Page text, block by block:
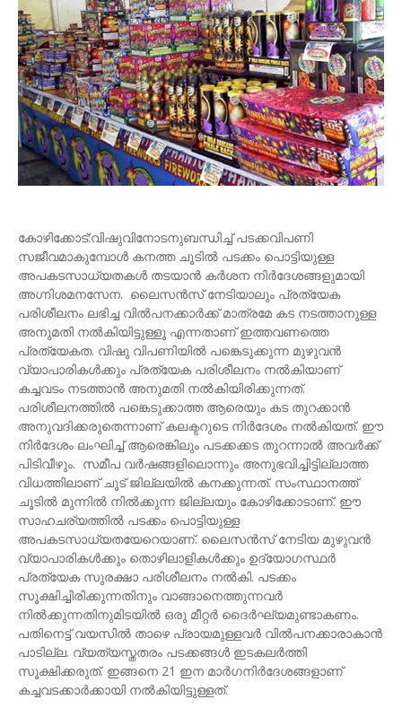
കോഴിക്കോട്:വിഷുവിനോടനുബന്ധിച്ച് പടക്കവിപണി
സജീവമാകുമ്പോൾ കനത്ത ചൂടിൽ പടക്കം പൊട്ടിയുള്ള
അപകടസാധ്യതകൾ തടയാൻ കർശന നിർദേശങ്ങളുമായി
അഗ്നിശമനസേന. ലൈസൻസ് നേടിയാലും പ്രത്യേക
പരിശീലനം ലഭിച്ച വിൽപനക്കാർക്ക് മാത്രമേ കട നടത്താനുള്ള
അനുമതി നൽകിയിട്ടുള്ളൂ എന്നതാണ് ഇത്തവണത്തെ
പ്രത്യേകത. വിഷു വിപണിയിൽ പങ്കെടുക്കുന്ന മുഴുവൻ
വ്യാപാരികൾക്കും പ്രത്യേക പരിശീലനം നൽകിയാണ്
കച്ചവടം നടത്താൻ അനുമതി നൽകിയിരിക്കുന്നത്.
പരിശീലനത്തിൽ പങ്കെടുക്കാത്ത ആരെയും കട തുറക്കാൻ
അനുവദിക്കരുതെന്നാണ് കലക്ടറുടെ നിർദേശം നൽകിയത്. ഈ
നിർദേശം ലംഘിച്ച് ആരെങ്കിലും പടക്കക്കട തുറന്നാൽ അവർക്ക്
പിടിവീഴും. സമീപ വർഷങ്ങളിലൊന്നും അനുഭവിച്ചിട്ടില്ലാത്ത
വിധത്തിലാണ് ചൂട് ജില്ലയിൽ കനക്കുന്നത്. സംസ്ഥാനത്ത്
ചൂടിൽ മുന്നിൽ നിൽക്കുന്ന ജില്ലയും കോഴിക്കോടാണ്. ഈ
സാഹചര്യത്തിൽ പടക്കം പൊട്ടിയുള്ള
അപകടസാധ്യതയേറെയാണ്. ലൈസൻസ് നേടിയ മുഴുവൻ
വ്യാപാരികൾക്കും തൊഴിലാളികൾക്കും ഉദ്യോഗസ്ഥർ
പ്രത്യേക സുരക്ഷാ പരിശീലനം നൽകി. പടക്കം
സൂക്ഷിച്ചിരിക്കുന്നതിനും വാങ്ങാനെത്തുന്നവർ
നിൽക്കുന്നതിനുമിടയിൽ ഒരു മീറ്റർ ദൈർഘ്യമുണ്ടാകണം.
പതിനെട്ട് വയസിൽ താഴെ പ്രായമുള്ളവർ വിൽപനക്കാരാകാൻ
പാടില്ല. വ്യത്യസ്തതരം പടക്കങ്ങൾ ഇടകലർത്തി
സൂക്ഷിക്കരുത്. ഇങ്ങനെ 21 ഇന മാർഗനിർദേശങ്ങളാണ്
കച്ചവടക്കാർക്കായി നൽകിയിട്ടുള്ളത്.